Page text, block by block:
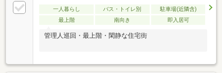
一人暮らし バス・トイレ別
駐車場(近隣含)
最上階
南向き 即入居可
管理人巡回・最上階・閑静な住宅街